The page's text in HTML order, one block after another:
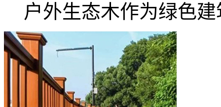
户外生态木作为绿色建